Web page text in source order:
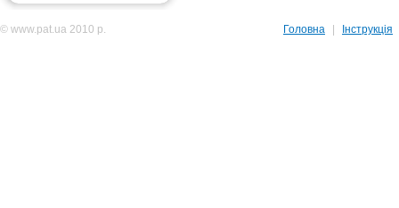
© www.pat.ua 2010 р. Головна Інструкція